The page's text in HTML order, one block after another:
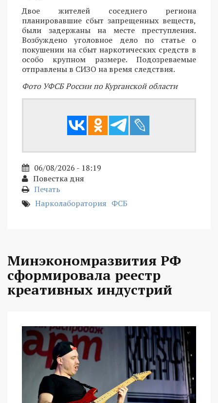
Двое жителей соседнего региона
планировавшие сбыт запрещенных веществ,
были задержаны на месте преступления.
Возбуждено уголовное дело по статье о
покушении на сбыт наркотических средств в
особо крупном размере. Подозреваемые
отправлены в СИЗО на время следствия.
Фото УФСБ России по Курганской области
06/08/2026 - 18:19
Повестка дня
Печать
Нарколаборатория ФСБ
Минэкономразвития РФ
сформировала реестр
креативных индустрий